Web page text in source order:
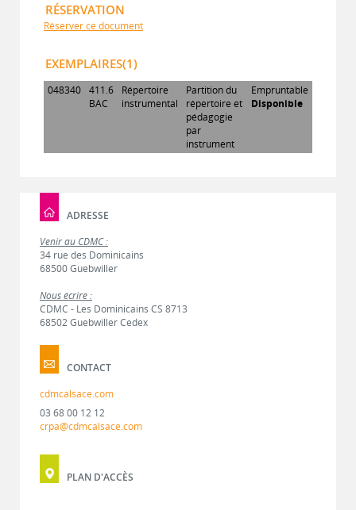
RÉSERVATION
Réserver ce document
EXEMPLAIRES(1)
048340 411.6
BAC
Répertoire
instrumental
Partition du
répertoire et
pédagogie
par
instrument
Empruntable
Disponible
ADRESSE
Venir au CDMC :
34 rue des Dominicains
68500 Guebwiller
Nous écrire :
CDMC - Les Dominicains CS 8713
68502 Guebwiller Cedex
CONTACT
cdmcalsace.com
03 68 00 12 12
crpa@cdmcalsace.com
PLAN D'ACCÈS